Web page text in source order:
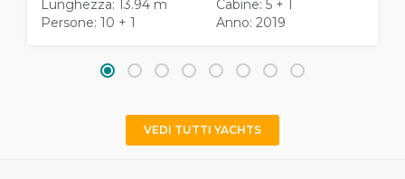
Lunghezza: 13.94 m
Cabine: 5 + 1
Persone: 10 + 1
Anno: 2019
VEDI TUTTI YACHTS